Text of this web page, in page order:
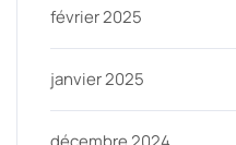
février 2025
janvier 2025